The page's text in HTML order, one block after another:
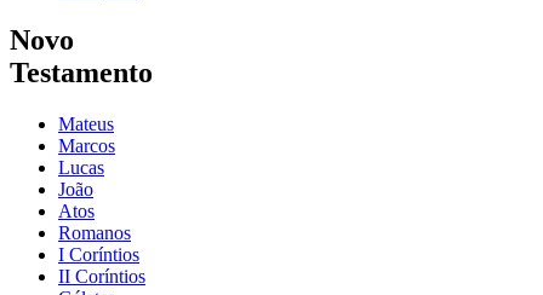
Novo
Testamento
Mateus
Marcos
Lucas
João
Atos
Romanos
I Coríntios
II Coríntios